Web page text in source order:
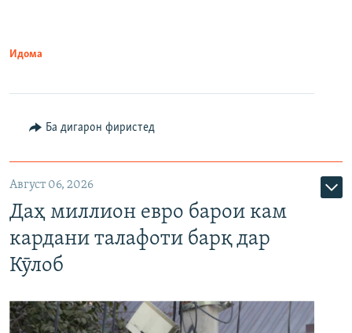
Идома
Ба дигарон фиристед
Август 06, 2026
Даҳ миллион евро барои кам
кардани талафоти барқ дар
Кӯлоб